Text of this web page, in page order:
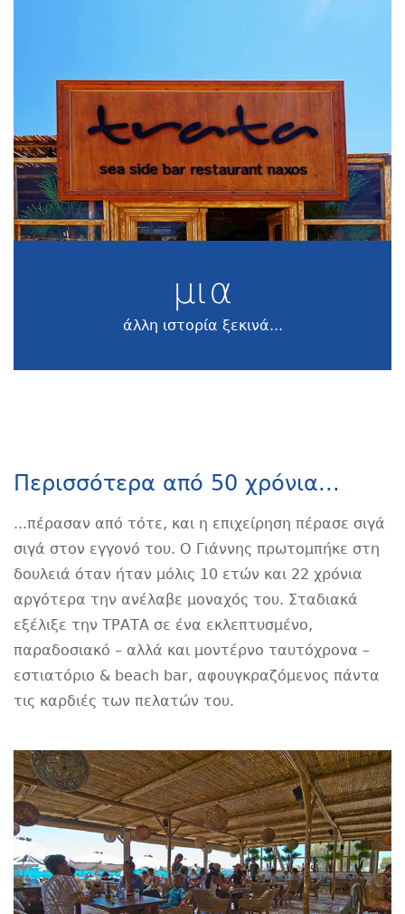
μια
άλλη ιστορία ξεκινά...
Περισσότερα από 50 χρόνια...
...πέρασαν από τότε, και η επιχείρηση πέρασε σιγά
σιγά στον εγγονό του. Ο Γιάννης πρωτομπήκε στη
δουλειά όταν ήταν μόλις 10 ετών και 22 χρόνια
αργότερα την ανέλαβε μοναχός του. Σταδιακά
εξέλιξε την ΤΡΑΤΑ σε ένα εκλεπτυσμένο,
παραδοσιακό – αλλά και μοντέρνο ταυτόχρονα –
εστιατόριο & beach bar, αφουγκραζόμενος πάντα
τις καρδιές των πελατών του.